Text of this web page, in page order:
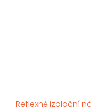
Reflexně izolační